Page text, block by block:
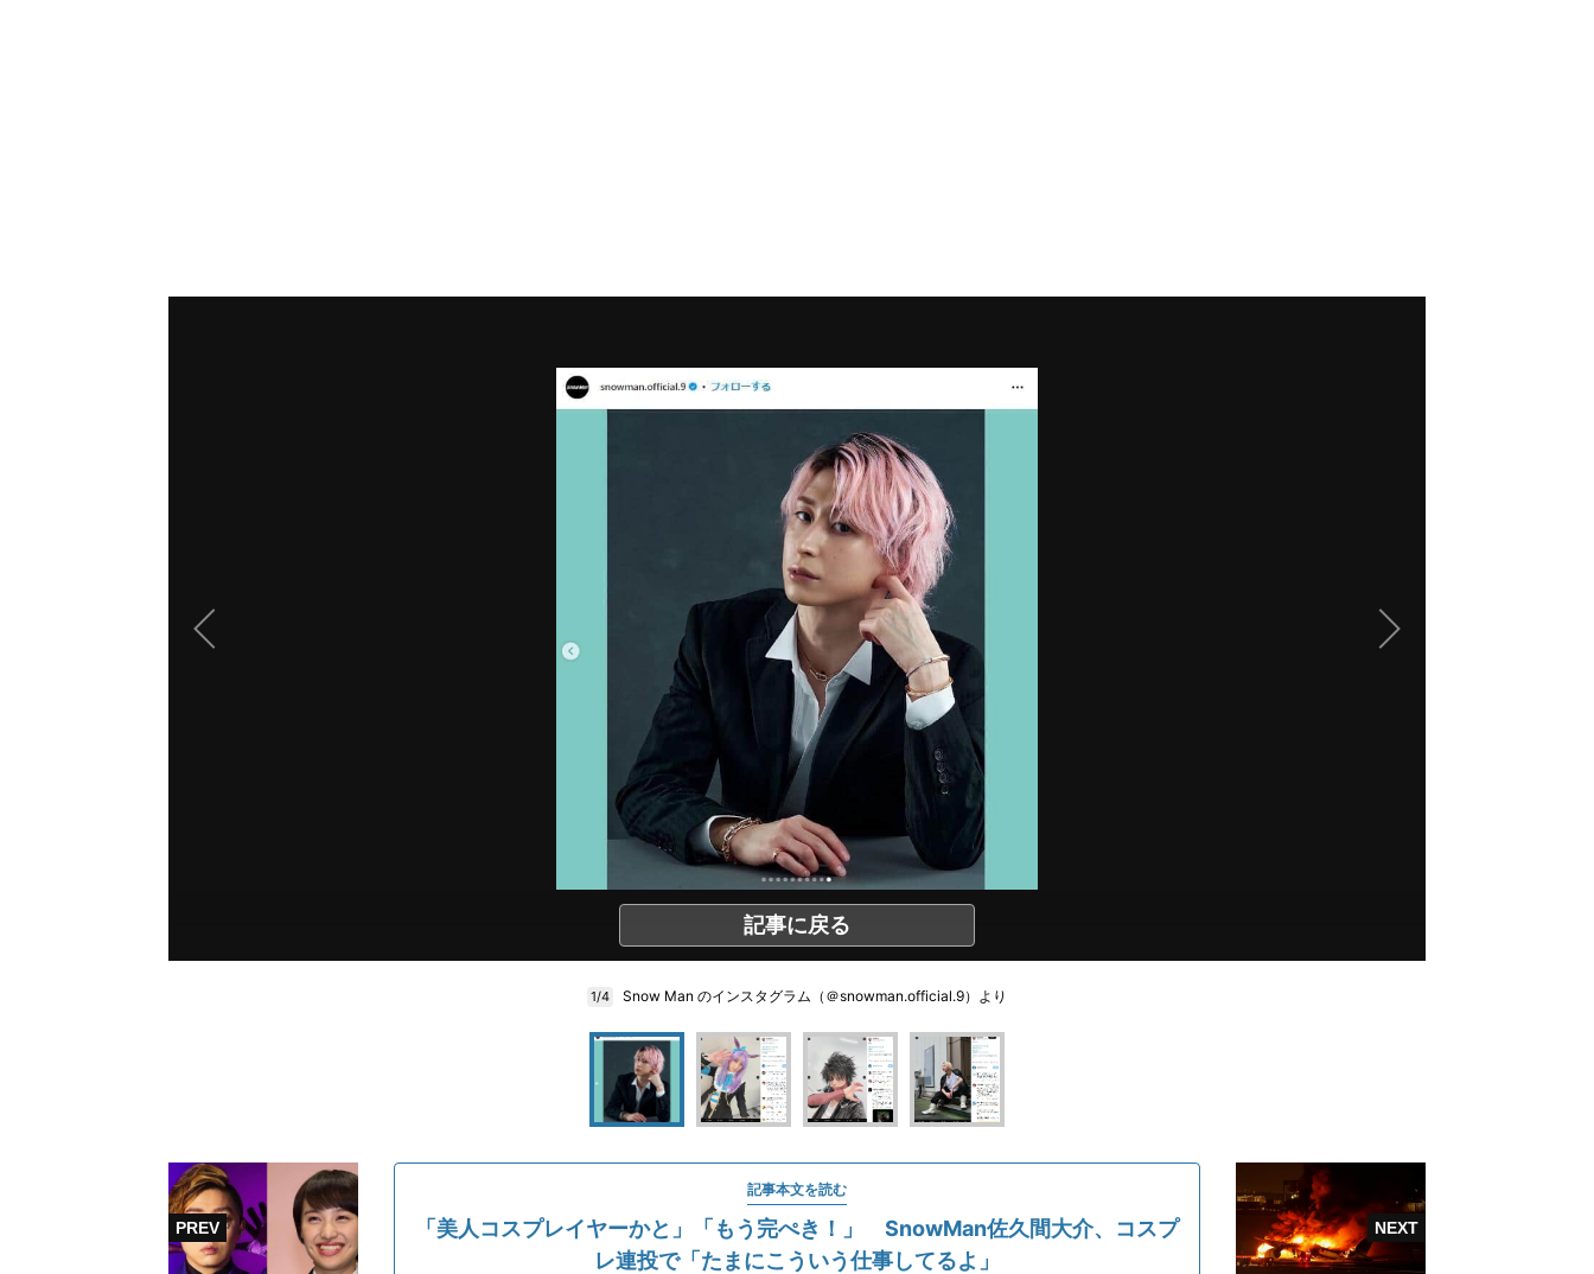
記事に戻る
1/4 Snow Man のインスタグラム（＠snowman.official.9）より
記事本文を読む
「美人コスプレイヤーかと」「もう完ぺき！」 SnowMan佐久間大介、コスプ
レ連投で「たまにこういう仕事してるよ」